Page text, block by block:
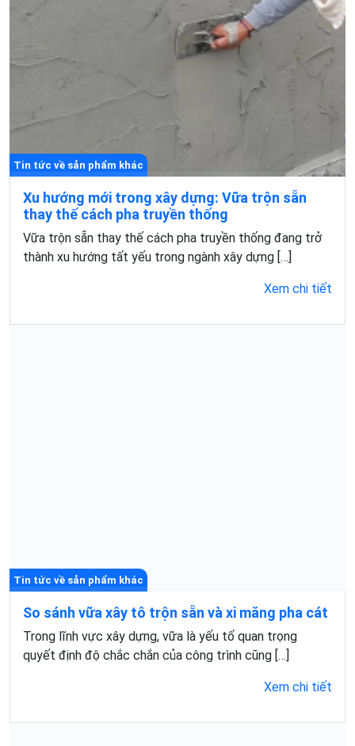
Tin tức về sản phẩm khác
Xu hướng mới trong xây dựng: Vữa trộn sẵn
thay thế cách pha truyền thống
Vữa trộn sẵn thay thế cách pha truyền thống đang trở
thành xu hướng tất yếu trong ngành xây dựng […]
Xem chi tiết
Tin tức về sản phẩm khác
So sánh vữa xây tô trộn sẵn và xi măng pha cát
Trong lĩnh vực xây dựng, vữa là yếu tố quan trọng
quyết định độ chắc chắn của công trình cũng […]
Xem chi tiết